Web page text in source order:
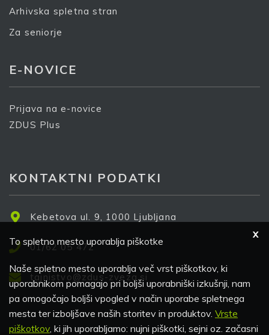
Arhivska spletna stran
Za seniorje
E-NOVICE
Prijava na e-novice
ZDUS Plus
KONTAKTNI PODATKI
Kebetova ul. 9, 1000 Ljubljana
01/62 05 472
tajnistvo@zdus-zveza.si
X
To spletno mesto uporablja piškotke
Naše spletno mesto uporablja več vrst piškotkov, ki
uporabnikom pomagajo pri boljši uporabniški izkušnji, nam
pa omogočajo boljši vpogled v način uporabe spletnega
mesta ter izboljšave naših storitev in produktov. Vrste
piškotkov, ki jih uporabljamo: nujni piškotki, sejni oz. začasni